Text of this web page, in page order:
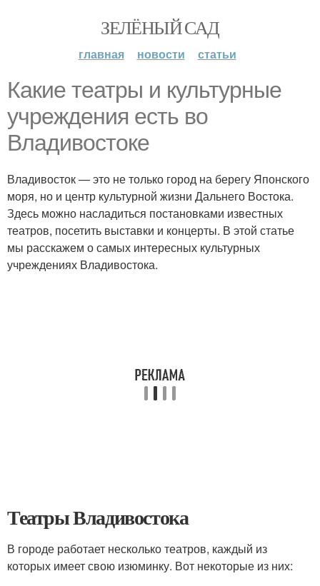
ЗЕЛЁНЫЙ САД
главная новости статьи
Какие театры и культурные
учреждения есть во
Владивостоке
Владивосток — это не только город на берегу Японского
моря, но и центр культурной жизни Дальнего Востока.
Здесь можно насладиться постановками известных
театров, посетить выставки и концерты. В этой статье
мы расскажем о самых интересных культурных
учреждениях Владивостока.
Театры Владивостока
В городе работает несколько театров, каждый из
которых имеет свою изюминку. Вот некоторые из них: